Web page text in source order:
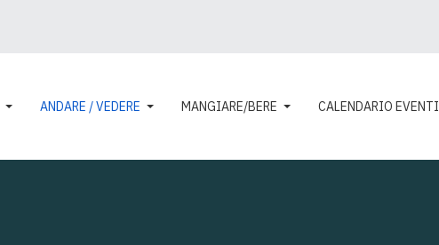
ANDARE / VEDERE MANGIARE/BERE CALENDARIO EVENTI